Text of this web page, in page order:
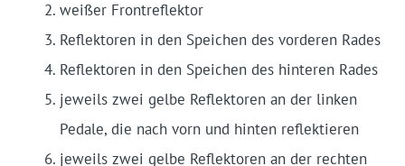
weißer Frontreflektor
Reflektoren in den Speichen des vorderen Rades
Reflektoren in den Speichen des hinteren Rades
jeweils zwei gelbe Reflektoren an der linken
Pedale, die nach vorn und hinten reflektieren
jeweils zwei gelbe Reflektoren an der rechten